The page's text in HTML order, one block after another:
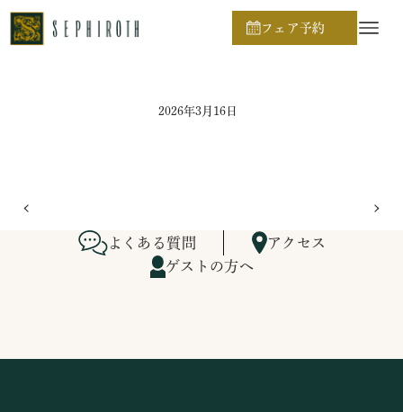
フェア予約
ホーム
2026年3月16日
よくある質問
アクセス
ゲストの方へ